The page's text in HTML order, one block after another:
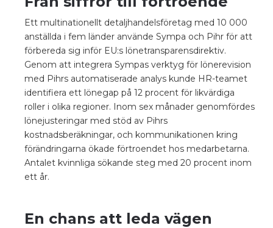
Ett multinationellt detaljhandelsföretag med 10 000
anställda i fem länder använde Sympa och Pihr för att
förbereda sig inför EU:s lönetransparensdirektiv.
Genom att integrera Sympas verktyg för lönerevision
med Pihrs automatiserade analys kunde HR-teamet
identifiera ett lönegap på 12 procent för likvärdiga
roller i olika regioner. Inom sex månader genomfördes
lönejusteringar med stöd av Pihrs
kostnadsberäkningar, och kommunikationen kring
förändringarna ökade förtroendet hos medarbetarna.
Antalet kvinnliga sökande steg med 20 procent inom
ett år.
En chans att leda vägen